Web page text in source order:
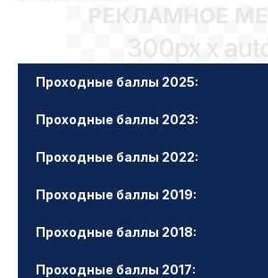
РЕКЛАМНОЕ
300px x
Проходные баллы 2025:
Проходные баллы 2023:
Проходные баллы 2022:
Проходные баллы 2019:
Проходные баллы 2018:
Проходные баллы 2017: